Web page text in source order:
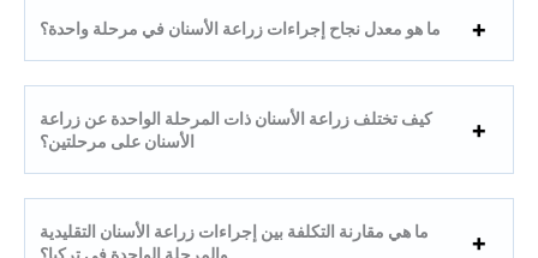
ما هو معدل نجاح إجراءات زراعة الأسنان في مرحلة واحدة؟
كيف تختلف زراعة الأسنان ذات المرحلة الواحدة عن زراعة
الأسنان على مرحلتين؟
ما هي مقارنة التكلفة بين إجراءات زراعة الأسنان التقليدية